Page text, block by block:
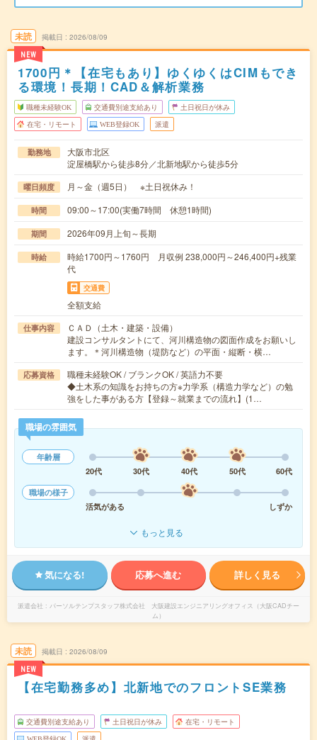
未読
NEW
掲載日 2026/08/09
1700円＊【在宅もあり】ゆくゆくはCIMもでき
る環境！長期！CAD＆解析業務
職種未経験OK 交通費別途支給あり 土日祝日が休み
在宅・リモート WEB登録OK 派遣
勤務地
大阪市北区
淀屋橋駅から徒歩8分／北新地駅から徒歩5分
曜日頻度 月～金（週5日） ※土日祝休み！
時間 09:00～17:00(実働7時間 休憩1時間)
期間 2026年09月上旬～長期
時給
時給1700円～1760円 月収例 238,000円～246,400円+残業
代
交通費
全額支給
仕事内容
ＣＡＤ（土木・建築・設備）
建設コンサルタントにて、河川構造物の図面作成をお願いし
ます。＊河川構造物（堤防など）の平面・縦断・横…
応募資格
職種未経験OK / ブランクOK / 英語力不要
◆土木系の知識をお持ちの方※力学系（構造力学など）の勉
強をした事がある方【登録～就業までの流れ】(1…
職場の雰囲気
年齢層
20代
30代 40代 50代
60代
職場の様子
活気がある
しずか
もっと見る
気になる! 応募へ進む 詳しく見る
派遣会社
パーソルテンプスタッフ株式会社 大阪建設エンジニアリングオフィス（大阪CADチー
ム）
未読
NEW
掲載日 2026/08/09
【在宅勤務多め】北新地でのフロントSE業務
交通費別途支給あり 土日祝日が休み 在宅・リモート
WEB登録OK 派遣